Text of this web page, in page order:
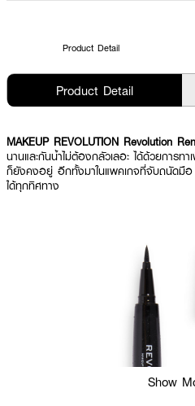
Product Detail
Product Detail
MAKEUP REVOLUTION Revolution
นานและกันน้ำไม่ต้องกลัวเลอะ ได้ด้วยการท
ก็ยังคงอยู่ อีกทั้งมาในแพคเกจที่จับถนัดมือ
ได้ทุกทิศทาง
Show